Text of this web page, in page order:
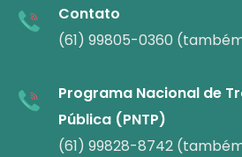
Contato
(61) 99805-0360
Programa Nacional de
Pública (PNTP)
(61) 99828-8742